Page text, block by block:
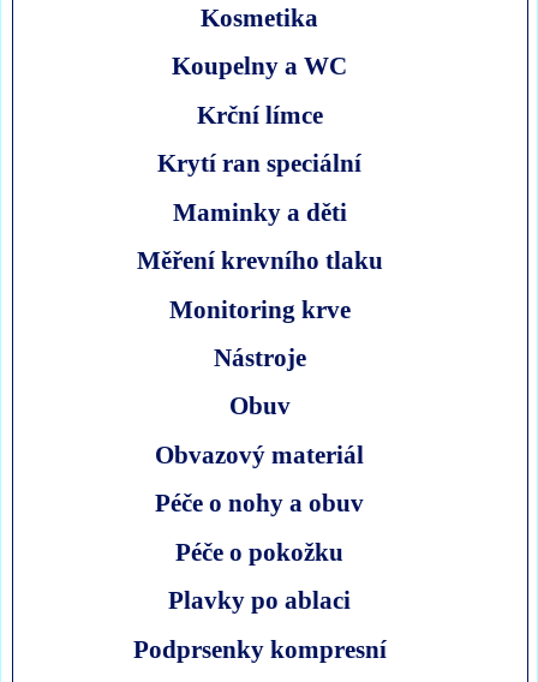
Kosmetika
Koupelny a WC
Krční límce
Krytí ran speciální
Maminky a děti
Měření krevního tlaku
Monitoring krve
Nástroje
Obuv
Obvazový materiál
Péče o nohy a obuv
Péče o pokožku
Plavky po ablaci
Podprsenky kompresní